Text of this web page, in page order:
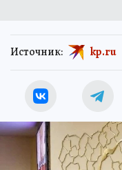
Источник: kp.ru